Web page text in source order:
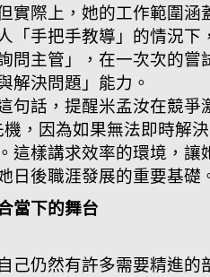
實際上，她的工作範圍涵
「手把手教導」的情況下
問主管」，在一次次的嘗
解決問題」能力。
句話，提醒米孟汝在競爭
，因為如果無法即時解決
這樣講求效率的環境，讓
日後職涯發展的重要基礎
當下的舞台
己仍然有許多需要精進的